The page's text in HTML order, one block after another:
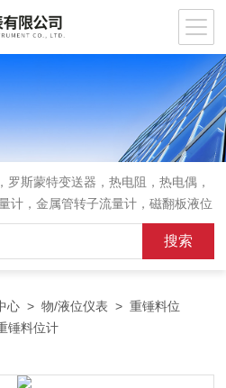
罗斯蒙特变送器，热电阻，热电偶，
计，金属管转子流量计，磁翻板液位
心 >物/液位仪表 >重锤料位
锤料位计